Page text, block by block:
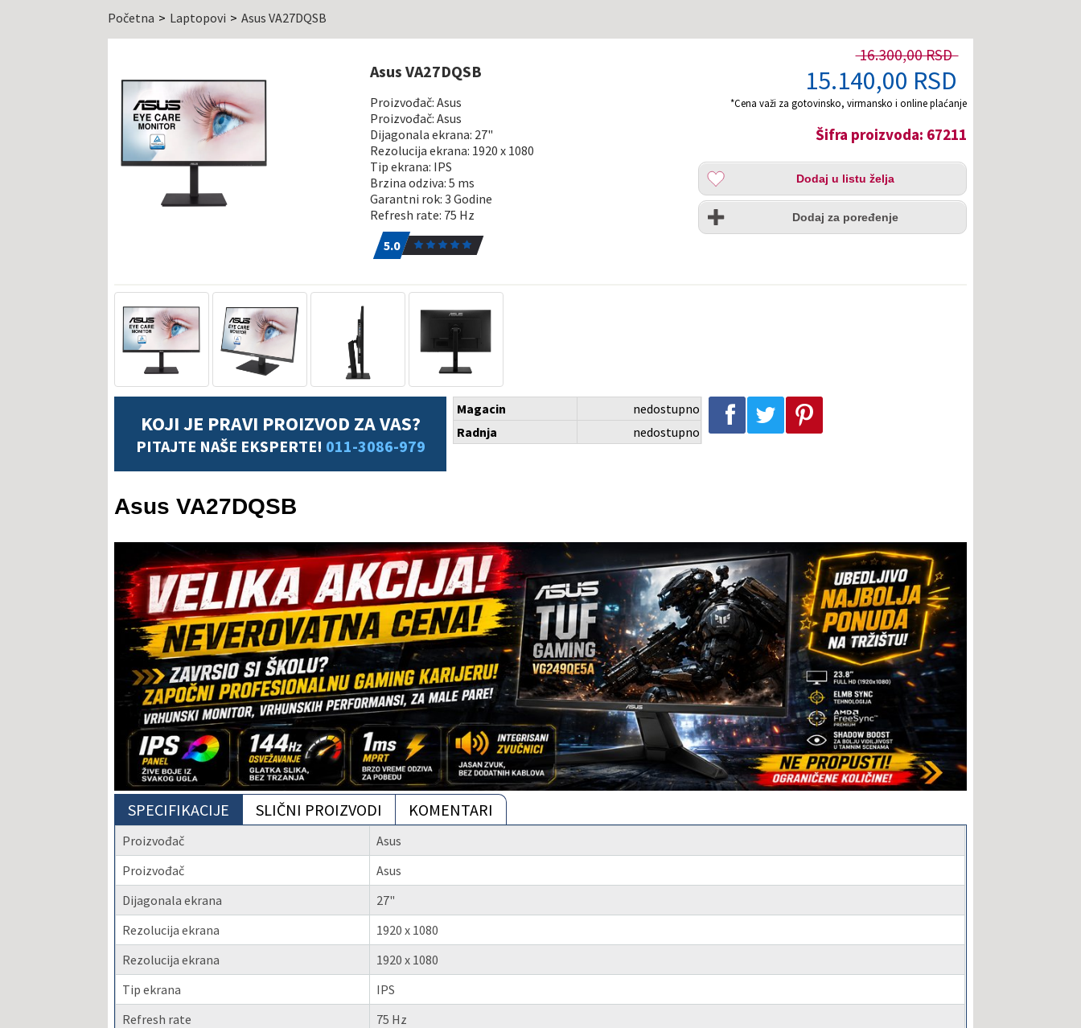
Početna Laptopovi Asus VA27DQSB
Asus VA27DQSB
Proizvođač: Asus
Proizvođač: Asus
Dijagonala ekrana: 27"
Rezolucija ekrana: 1920 x 1080
Tip ekrana: IPS
Brzina odziva: 5 ms
Garantni rok: 3 Godine
Refresh rate: 75 Hz
5.01
5.0
16.300,00 RSD
15.140,00 RSD
*Cena važi za gotovinsko, virmansko i online plaćanje
Šifra proizvoda: 67211
Dodaj
listu
želja
Dodaj u listu želja
Uporedi
Dodaj za poređenje
KOJI JE PRAVI PROIZVOD ZA VAS?
PITAJTE NAŠE EKSPERTE! 011-3086-979
Magacin
nedostupno
Radnja
nedostupno
Podeli na Facebook-u Podeli na Twitter-u Podeli na Pinterest-u
Asus VA27DQSB
SPECIFIKACIJE SLIČNI PROIZVODI KOMENTARI
Proizvođač
Asus
Proizvođač
Asus
Dijagonala ekrana
27"
Rezolucija ekrana
1920 x 1080
Rezolucija ekrana
1920 x 1080
Tip ekrana
IPS
Refresh rate
75 Hz